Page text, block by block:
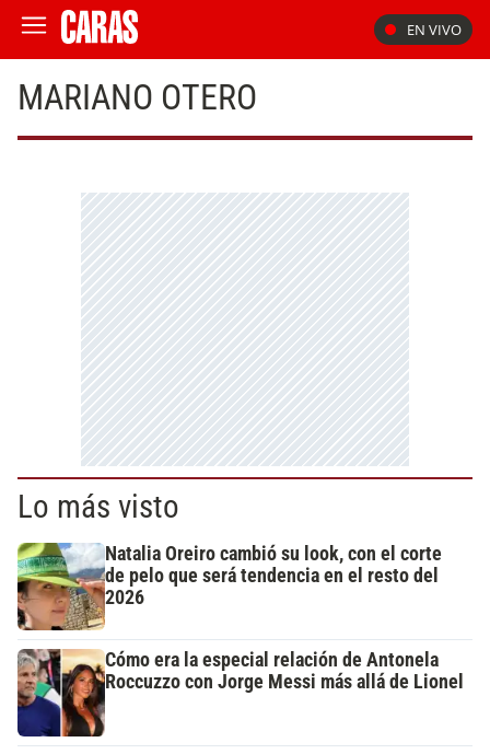
EN VIVO
MARIANO OTERO
Lo más visto
Natalia Oreiro cambió su look, con el corte
de pelo que será tendencia en el resto del
2026
Cómo era la especial relación de Antonela
Roccuzzo con Jorge Messi más allá de Lionel